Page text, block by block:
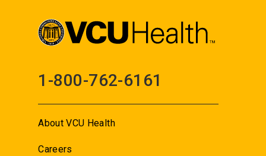
1-800-762-6161
About VCU Health
Careers